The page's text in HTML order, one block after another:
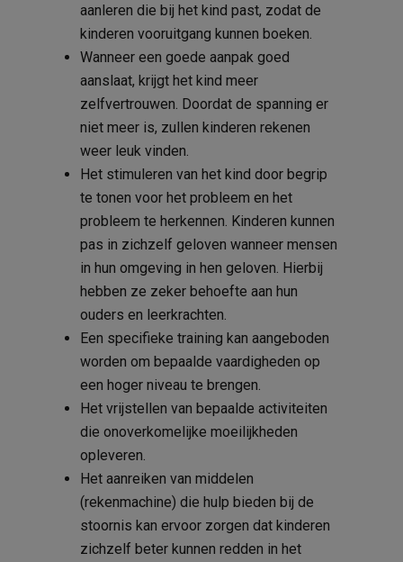
aanleren die bij het kind past, zodat de
kinderen vooruitgang kunnen boeken.
Wanneer een goede aanpak goed
aanslaat, krijgt het kind meer
zelfvertrouwen. Doordat de spanning er
niet meer is, zullen kinderen rekenen
weer leuk vinden.
Het stimuleren van het kind door begrip
te tonen voor het probleem en het
probleem te herkennen. Kinderen kunnen
pas in zichzelf geloven wanneer mensen
in hun omgeving in hen geloven. Hierbij
hebben ze zeker behoefte aan hun
ouders en leerkrachten.
Een specifieke training kan aangeboden
worden om bepaalde vaardigheden op
een hoger niveau te brengen.
Het vrijstellen van bepaalde activiteiten
die onoverkomelijke moeilijkheden
opleveren.
Het aanreiken van middelen
(rekenmachine) die hulp bieden bij de
stoornis kan ervoor zorgen dat kinderen
zichzelf beter kunnen redden in het